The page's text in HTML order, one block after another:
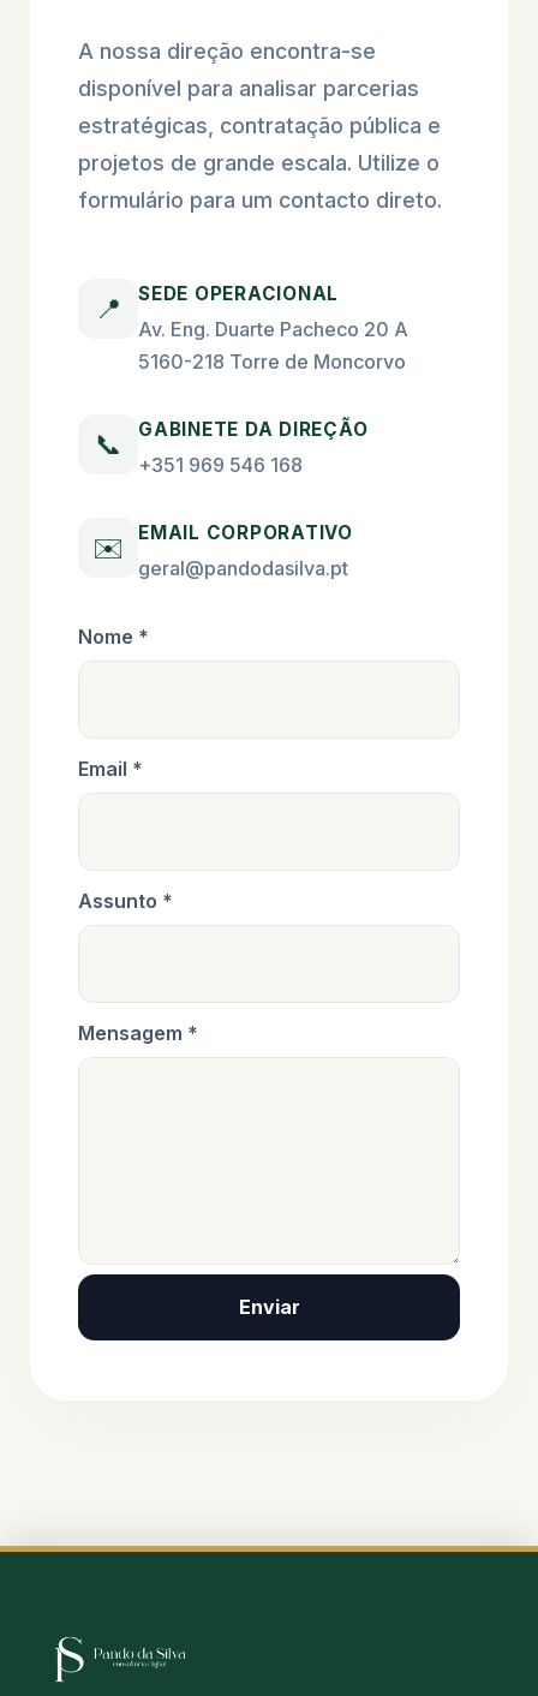
A nossa direção encontra-se
disponível para analisar parcerias
estratégicas, contratação pública e
projetos de grande escala. Utilize o
formulário para um contacto direto.
📍 SEDE OPERACIONAL
Av. Eng. Duarte Pacheco 20 A
5160-218 Torre de Moncorvo
📞 GABINETE DA DIREÇÃO
+351 969 546 168
✉️ EMAIL CORPORATIVO
geral@pandodasilva.pt
Nome *
Email *
Assunto *
Mensagem *
Enviar